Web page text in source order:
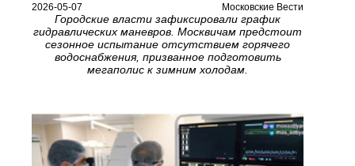
2026-05-07 Московские Вести
Городские власти зафиксировали график
гидравлических маневров. Москвичам предстоит
сезонное испытание отсутствием горячего
водоснабжения, призванное подготовить
мегаполис к зимним холодам.